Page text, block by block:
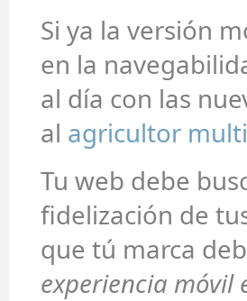
Si ya la versión
en la
al día con las
al agricultor
Tu web debe
fidelización de
que tú marca
experiencia móvil